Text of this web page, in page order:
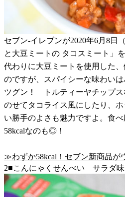
セブン-イレブンが2020年6月8日
と大豆ミートの タコスミート」
代わりに大豆ミートを使用した
のですが、スパイシーな味わい
ツグン！ トルティーヤチップス
のせてタコライス風にしたり、
い勝手のよさも魅力ですよ。食
58kcalなのも◎！
≫わずか58kcal！セブン新商品が
2■こんにゃくせんべい サラダ味